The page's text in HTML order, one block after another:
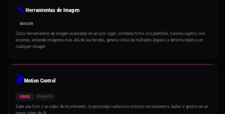
🔧Herramientas de Imagen
IMAGEN
Cinco herramientas de imagen avanzadas en un solo lugar: combina fotos con plantillas, fusiona sujetos con
escenas, extiende imágenes más allá de sus bordes, genera vistas de múltiples ángulos y detecta objetos en
cualquier imagen
🎬Motion Control
VIDEO kling-v2-6
Sube una foto y un video de movimiento: tu personaje realiza los mismos movimientos, bailes o gestos en un
nuevo video de IA